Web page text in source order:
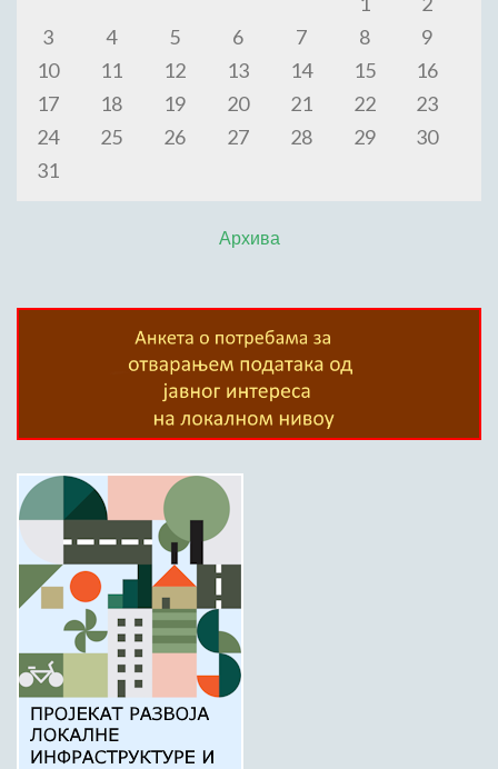
3
4 5 6 7 8
9
10
11 12 13 14 15
16
17
18 19 20 21 22
23
24
25 26 27 28 29
30
31
Архива